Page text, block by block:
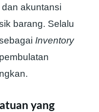
akuntansi
barang. Selalu
Inventory
yang